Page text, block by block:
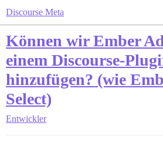
Discourse Meta
Können wir Ember
einem Discourse-
hinzufügen? (wie
Select)
Entwickler